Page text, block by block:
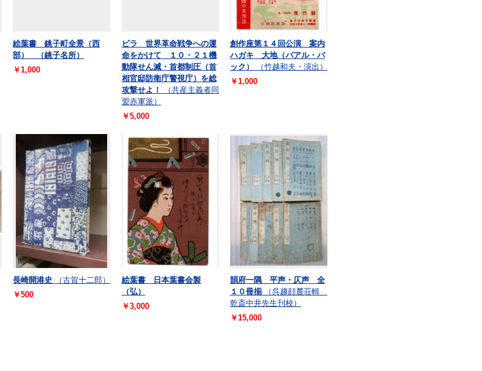
絵葉書 銚子町全景（西
部） （銚子名所）
￥1,000
ビラ 世界革命戦争への運
命をかけて １０・２１機
動隊せん滅・首都制圧（首
相官邸防衛庁警視庁）を総
攻撃せよ！
（共産主義者同
盟赤軍派）
￥5,000
創作座第１４回公演 案内
ハガキ 大地（パアル・バ
ック）
（竹越和夫・演出）
￥1,000
長崎開港史
（古賀十二郎）
￥500
絵葉書 日本葉書会製
（弘）
￥3,000
韻府一隅 平声・仄声 全
１０冊揃
（呉趨顔麓荘輯
乾斎中井先生刊校）
￥15,000